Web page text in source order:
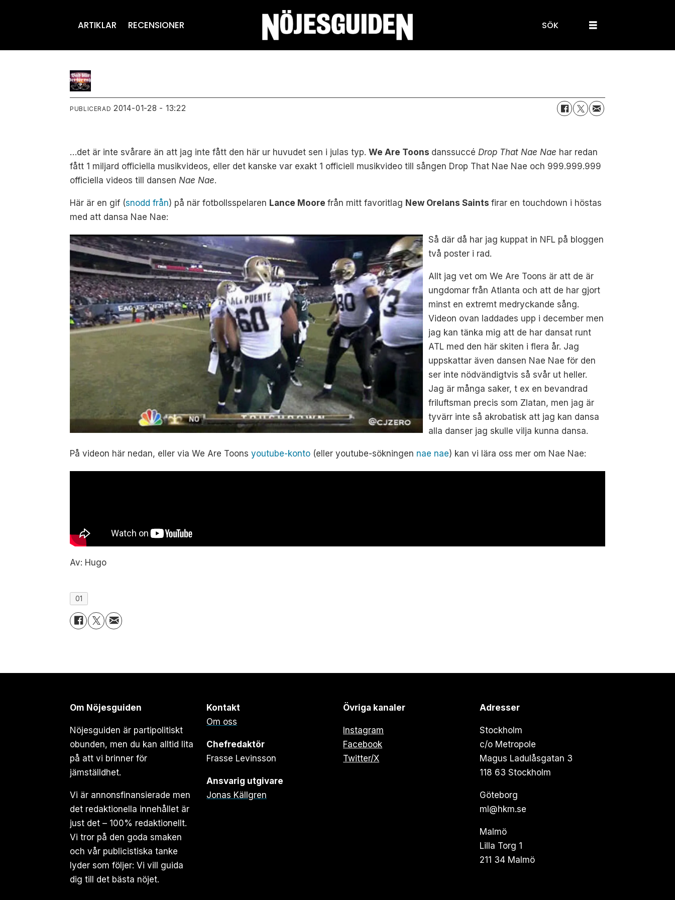
ARTIKLAR RECENSIONER SÖK
PUBLICERAD 2014-01-28 - 13:22
…det är inte svårare än att jag inte fått den här ur huvudet sen i julas typ.We Are Toons danssuccéDrop ThatNae Nae har redan
fått 1 miljard officiella musikvideos, eller det kanske var exakt 1 officiell musikvideo till sången Drop That Nae Nae och 999.999.999
officiella videos till dansenNae Nae.
Här är en gif (snodd från) på när fotbollsspelaren Lance Moorefrån mitt favoritlag New Orelans Saintsfirar en touchdown i höstas
med att dansa Nae Nae:
Så där då har jag kuppat in NFL på bloggen
två poster i rad.
Allt jag vet om We Are Toons är att de är
ungdomar från Atlanta och att de har gjort
minst en extremt medryckande sång.
Videon ovan laddades upp i december men
jag kan tänka mig att de har dansat runt
ATL med den här skiten i flera år. Jag
uppskattar även dansen Nae Nae för den
ser inte nödvändigtvis så svår ut heller.
Jag är många saker, t ex en bevandrad
friluftsman precis som Zlatan, men jag är
tyvärr inte så akrobatisk att jag kan dansa
alla danser jag skulle vilja kunna dansa.
På videon här nedan, eller via We Are Toonsyoutube-konto (eller youtube-sökningen nae nae) kan vi lära oss mer om Nae Nae:
Av: Hugo
01
Om Nöjesguiden
Nöjesguiden är partipolitiskt
obunden, men du kan alltid lita
på att vi brinner för
jämställdhet.
Vi är annonsfinansierade men
det redaktionella innehållet är
just det – 100% redaktionellt.
Vi tror på den goda smaken
och vår publicistiska tanke
lyder som följer: Vi vill guida
dig till det bästa nöjet.
Kontakt
Om oss
Chefredaktör
Frasse Levinsson
Ansvarig utgivare
Jonas Källgren
Övriga kanaler
Instagram
Facebook
Twitter/X
Adresser
Stockholm
c/o Metropole
Magus Ladulåsgatan 3
118 63 Stockholm
Göteborg
ml@hkm.se
Malmö
Lilla Torg 1
211 34 Malmö